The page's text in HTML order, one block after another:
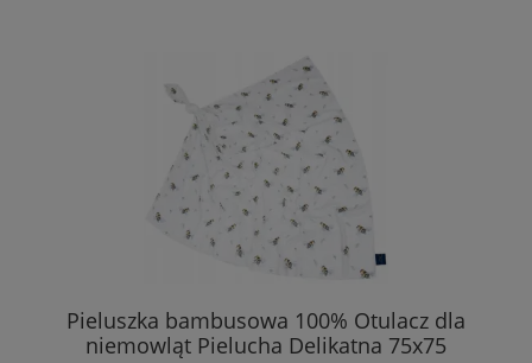
Pieluszka bambusowa 100% Otulacz dla
niemowląt Pielucha Delikatna 75x75